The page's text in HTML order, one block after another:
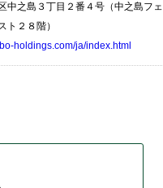
中之島３丁目２番４号（中之島フェ
ト２８階）
holdings.com/ja/index.html